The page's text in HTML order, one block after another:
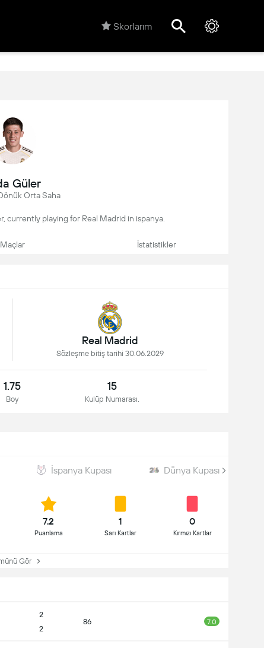
Skorlarım
Güler
Orta Saha
currently playing for Real Madrid in ispanya.
Maçlar İstatistikler
Real Madrid
Sözleşme bitiş tarihi 30.06.2029
1.75
Boy
15
Kulüp Numarası.
İspanya Kupası Dünya Kupası
7.2
Puanlama
1
Sarı Kartlar
0
Kırmızı Kartlar
Gör
2
2
86 7.0